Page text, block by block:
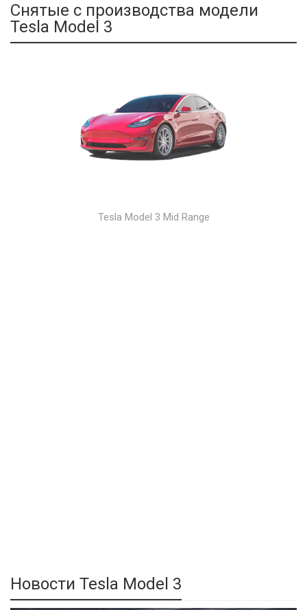
Снятые с производства модели
Tesla Model 3
Tesla Model 3 Mid Range
Новости Tesla Model 3